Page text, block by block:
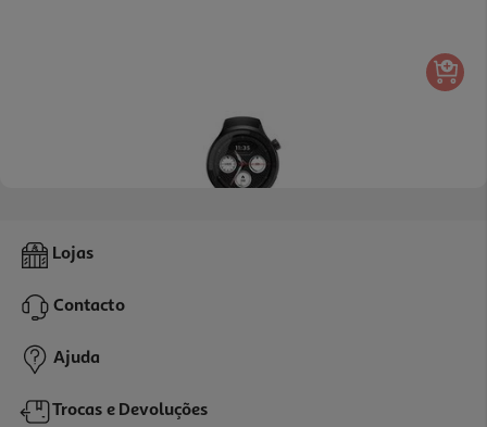
Smartwatch Motorola Moto Watch Volcanic Ash
69,99 €
Lojas
Contacto
Ajuda
Trocas e Devoluções